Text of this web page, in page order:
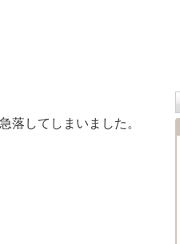
落してしまいました。